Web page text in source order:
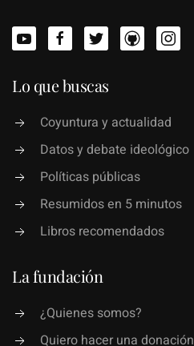
Lo que buscas
Coyuntura y actualidad
Datos y debate ideológico
Políticas públicas
Resumidos en 5 minutos
Libros recomendados
La fundación
¿Quienes somos?
Quiero hacer una donación